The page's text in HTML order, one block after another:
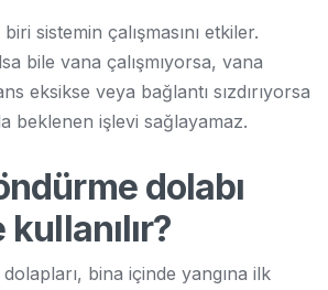
sistemin çalışmasını etkiler.
bile vana çalışmıyorsa, vana
eksikse veya bağlantı sızdırıyorsa
beklenen işlevi sağlayamaz.
dolabı
bina içinde yangına ilk